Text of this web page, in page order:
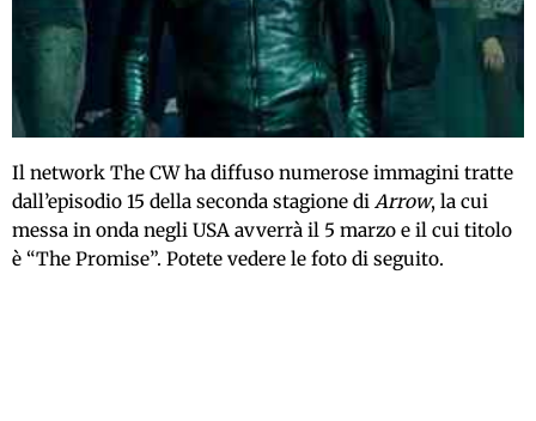
Il network The CW ha diffuso numerose immagini tratte
dall’episodio 15 della seconda stagione di Arrow, la cui
messa in onda negli USA avverrà il 5 marzo e il cui titolo
è “The Promise”. Potete vedere le foto di seguito.